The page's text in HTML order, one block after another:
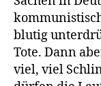
blutig
Tote. Dann
viel, viel